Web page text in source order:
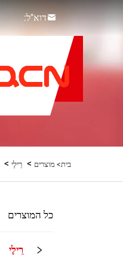
דוא"ל:
בית> מוצרים > רֵילֶי >
כל המוצרים
רֵילֶי